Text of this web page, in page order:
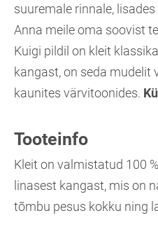
suuremale rinnale,
Anna meile oma soovist
Kuigi pildil on kleit
kangast, on seda mudelit
kaunites värvitoonides.
Tooteinfo
Kleit on valmistatud 100
linasest kangast, mis on
tõmbu pesus kokku ning